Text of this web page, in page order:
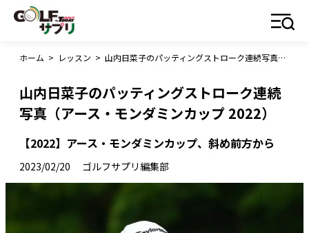
ホーム > レッスン > 山内日菜子のパッティングストローク連続写真（アース・モンダミンカップ 2022）
山内日菜子のパッティングストローク連続
写真（アース・モンダミンカップ 2022）
【2022】アース・モンダミンカップ、斜め前方から
2023/02/20 ゴルフサプリ編集部